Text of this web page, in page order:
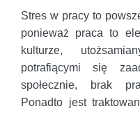
Stres w pracy to
ponieważ praca to
kulturze,
potrafiącymi się
społecznie, brak
Ponadto jest